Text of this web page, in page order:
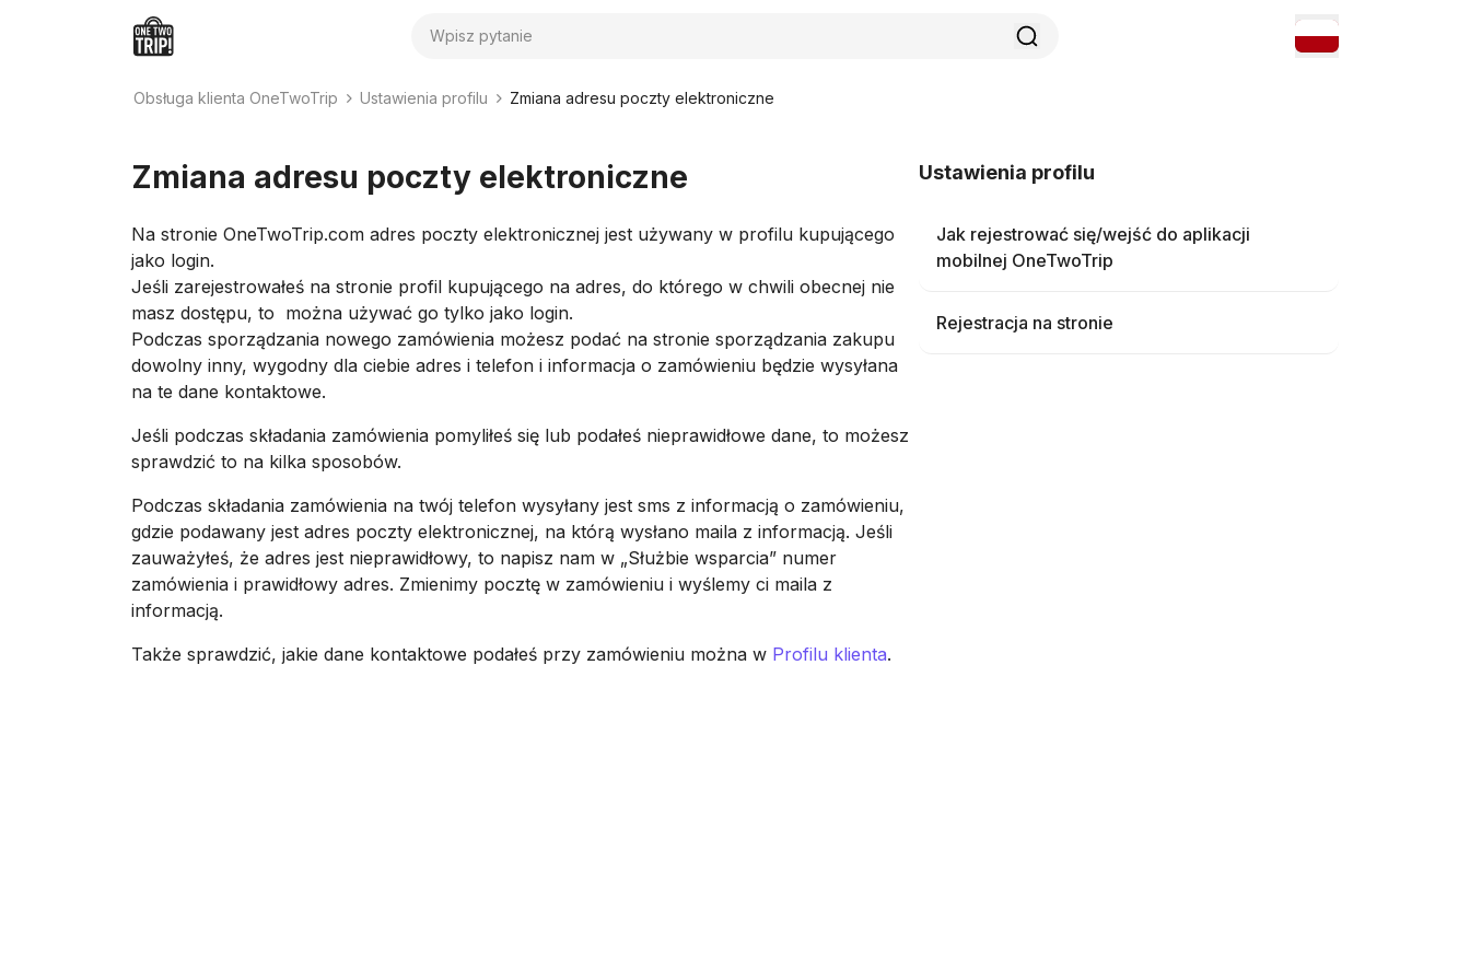
Wyszukiwanie
Obsługa klienta OneTwoTrip Ustawienia profilu Zmiana adresu poczty elektroniczne
Zmiana adresu poczty elektroniczne
Na stronie OneTwoTrip.com adres poczty elektronicznej jest używany w profilu kupującego
jako login.
Jeśli zarejestrowałeś na stronie profil kupującego na adres, do którego w chwili obecnej nie
masz dostępu, to można używać go tylko jako login.
Podczas sporządzania nowego zamówienia możesz podać na stronie sporządzania zakupu
dowolny inny, wygodny dla ciebie adres i telefon i informacja o zamówieniu będzie wysyłana
na te dane kontaktowe.
Jeśli podczas składania zamówienia pomyliłeś się lub podałeś nieprawidłowe dane, to możesz
sprawdzić to na kilka sposobów.
Podczas składania zamówienia na twój telefon wysyłany jest sms z informacją o zamówieniu,
gdzie podawany jest adres poczty elektronicznej, na którą wysłano maila z informacją. Jeśli
zauważyłeś, że adres jest nieprawidłowy, to napisz nam w „Służbie wsparcia” numer
zamówienia i prawidłowy adres. Zmienimy pocztę w zamówieniu i wyślemy ci maila z
informacją.
Także sprawdzić, jakie dane kontaktowe podałeś przy zamówieniu można w Profilu klienta.
Ustawienia profilu
Jak rejestrować się/wejść do aplikacji
mobilnej OneTwoTrip
Rejestracja na stronie